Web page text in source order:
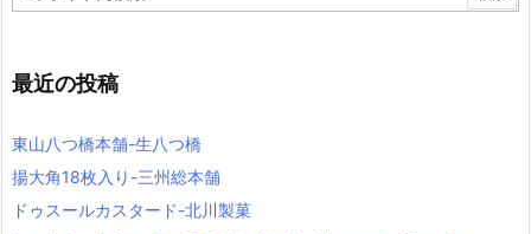
最近の投稿
東山八つ橋本舗-生八つ橋
揚大角18枚入り-三州総本舗
ドゥスールカスタード-北川製菓